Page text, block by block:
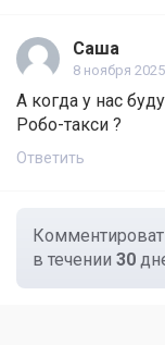
Саша
8 ноября
А когда у нас
Робо-такси ?
Ответить
в течении 30